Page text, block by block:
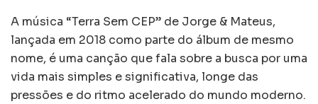
A música “Terra Sem CEP” de Jorge & Mateus,
lançada em 2018 como parte do álbum de mesmo
nome, é uma canção que fala sobre a busca por uma
vida mais simples e significativa, longe das
pressões e do ritmo acelerado do mundo moderno.